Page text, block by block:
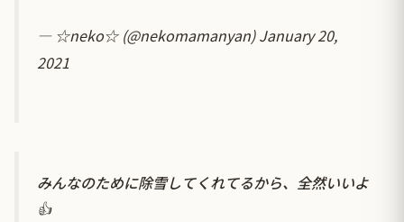
— ☆neko☆ (@nekomamanyan)January 20,
2021
みんなのために除雪してくれてるから、全然いいよ
👍